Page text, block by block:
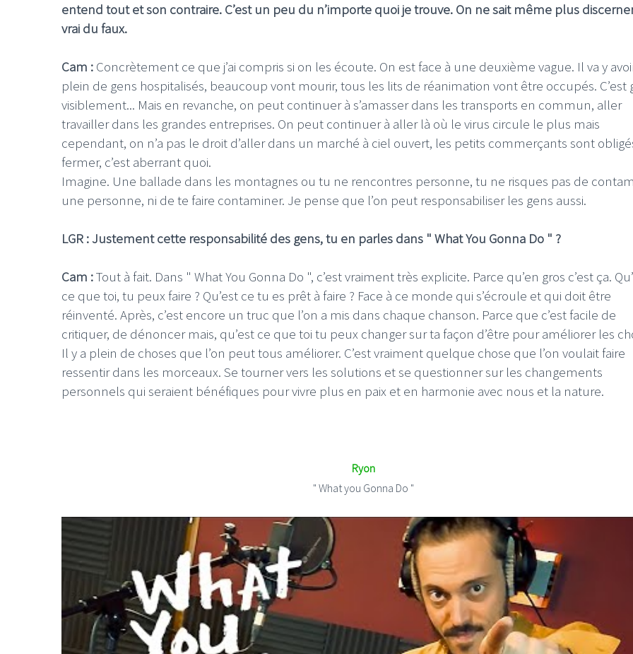
entend tout et son contraire. C’est un peu du n’importe quoi je trouve. On ne sait même plus
vrai du faux.
Cam : Concrètement ce que j’ai compris si on les écoute. On est face à une deuxième vague. Il va y
plein de gens hospitalisés, beaucoup vont mourir, tous les lits de réanimation vont être occupés. C’est
visiblement... Mais en revanche, on peut continuer à s’amasser dans les transports en commun, aller
travailler dans les grandes entreprises. On peut continuer à aller là où le virus circule le plus mais
cependant, on n’a pas le droit d’aller dans un marché à ciel ouvert, les petits commerçants sont
fermer, c’est aberrant quoi.
Imagine. Une ballade dans les montagnes ou tu ne rencontres personne, tu ne risques pas de
une personne, ni de te faire contaminer. Je pense que l’on peut responsabiliser les gens aussi.
LGR : Justement cette responsabilité des gens, tu en parles dans " What You Gonna Do " ?
Cam :Tout à fait. Dans " What You Gonna Do ", c’est vraiment très explicite. Parce qu’en gros c’est ça.
ce que toi, tu peux faire ? Qu’est ce tu es prêt à faire ? Face à ce monde qui s’écroule et qui doit être
réinventé. Après, c’est encore un truc que l’on a mis dans chaque chanson. Parce que c’est facile de
critiquer, de dénoncer mais, qu’est ce que toi tu peux changer sur ta façon d’être pour améliorer les
Il y a plein de choses que l’on peut tous améliorer. C’est vraiment quelque chose que l’on voulait faire
ressentir dans les morceaux. Se tourner vers les solutions et se questionner sur les changements
personnels qui seraient bénéfiques pour vivre plus en paix et en harmonie avec nous et la nature.
Ryon
" What you Gonna Do "